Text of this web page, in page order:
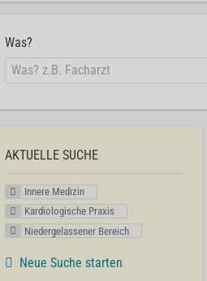
Was?
AKTUELLE SUCHE
Innere Medizin
Kardiologische Praxis
Niedergelassener Bereich
Neue Suche starten